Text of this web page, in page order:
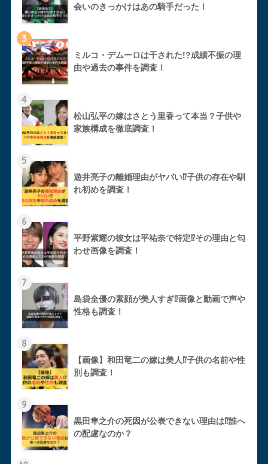
会いのきっかけはあの騎手だった！
3
ミルコ・デムーロは干された!?成績不振の理
由や過去の事件を調査！
4
松山弘平の嫁はさとう里香って本当？子供や
家族構成を徹底調査！
5
遊井亮子の離婚理由がヤバい⁉︎子供の存在や馴
れ初めを調査！
6
平野紫耀の彼女は平祐奈で特定⁉︎その理由と匂
わせ画像を調査！
7
島袋全優の素顔が美人すぎ⁉︎画像と動画で声や
性格も調査！
8
【画像】和田竜二の嫁は美人⁉︎子供の名前や性
別も調査！
9
黒田隼之介の死因が公表できない理由は⁉︎誰へ
の配慮なのか？